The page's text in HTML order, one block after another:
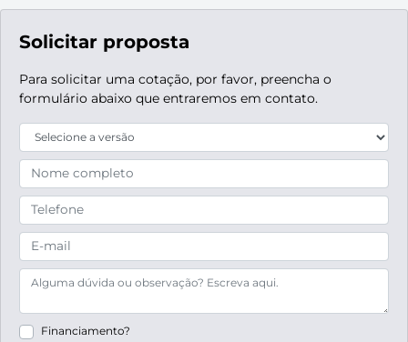
Solicitar proposta
Para solicitar uma cotação, por favor, preencha o
formulário abaixo que entraremos em contato.
Financiamento?